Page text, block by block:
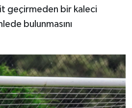
geçirmeden bir kaleci
bulunmasını